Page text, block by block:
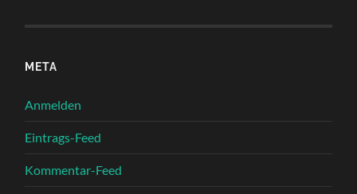
META
Anmelden
Eintrags-Feed
Kommentar-Feed